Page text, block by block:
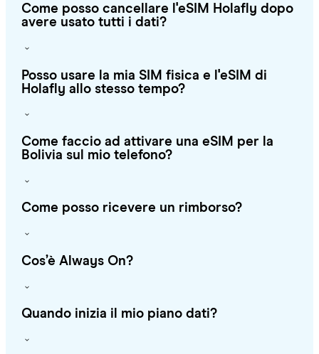
Come posso cancellare l'eSIM Holafly dopo
avere usato tutti i dati?
Posso usare la mia SIM fisica e l'eSIM di
Holafly allo stesso tempo?
Come faccio ad attivare una eSIM per la
Bolivia sul mio telefono?
Come posso ricevere un rimborso?
Cos’è Always On?
Quando inizia il mio piano dati?